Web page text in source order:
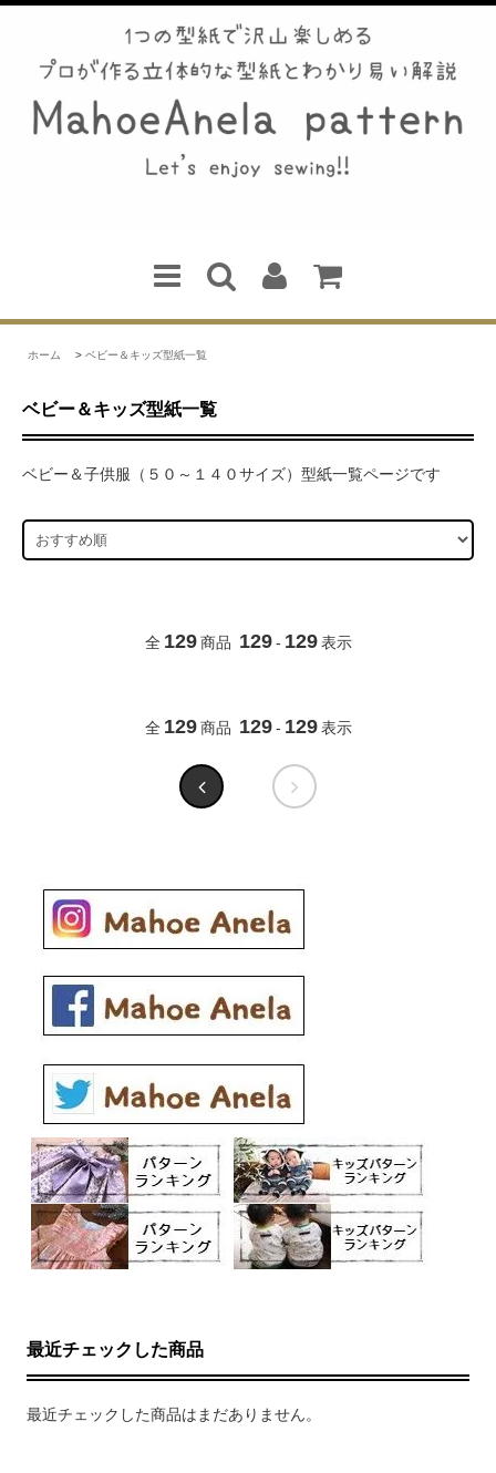
ホーム > ベビー＆キッズ型紙一覧
ベビー＆キッズ型紙一覧
ベビー＆子供服（５０～１４０サイズ）型紙一覧ページです
全 129 商品 129 - 129 表示
全 129 商品 129 - 129 表示
最近チェックした商品
最近チェックした商品はまだありません。